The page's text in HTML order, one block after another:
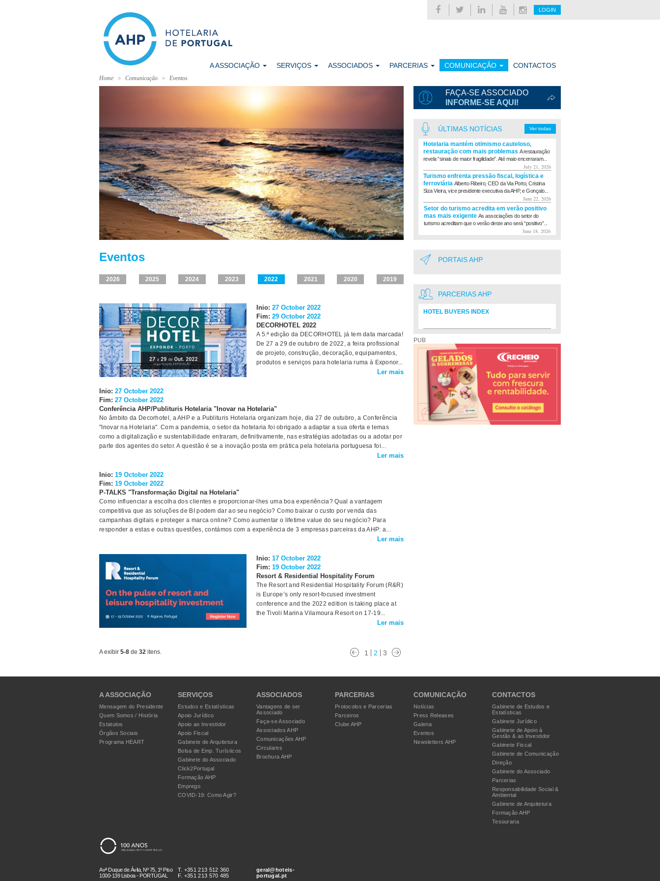
LOGIN
A ASSOCIAÇÃO SERVIÇOS ASSOCIADOS PARCERIAS COMUNICAÇÃO CONTACTOS
Home Comunicação Eventos
Eventos
2026 2025 2024 2023 2022 2021 2020 2019
Inio: 27 October 2022
Fim: 29 October 2022
DECORHOTEL 2022
A 5.ª edição da DECORHOTEL já tem data marcada!
De 27 a 29 de outubro de 2022, a feira profissional
de projeto, construção, decoração, equipamentos,
produtos e serviços para hotelaria ruma à Exponor...
Ler mais
Inio: 27 October 2022
Fim: 27 October 2022
Conferência AHP/Publituris Hotelaria "Inovar na Hotelaria"
No âmbito da Decorhotel, a AHP e a Publituris Hotelaria organizam hoje, dia 27 de outubro, a Conferência
"Inovar na Hotelaria". Com a pandemia, o setor da hotelaria foi obrigado a adaptar a sua oferta e temas
como a digitalização e sustentabilidade entraram, definitivamente, nas estratégias adotadas ou a adotar por
parte dos agentes do setor. A questão é se a inovação posta em prática pela hotelaria portuguesa foi...
Ler mais
Inio: 19 October 2022
Fim: 19 October 2022
P-TALKS "Transformação Digital na Hotelaria"
Como influenciar a escolha dos clientes e proporcionar-lhes uma boa experiência? Qual a vantagem
competitiva que as soluções de BI podem dar ao seu negócio? Como baixar o custo por venda das
campanhas digitais e proteger a marca online? Como aumentar o lifetime value do seu negócio? Para
responder a estas e outras questões, contámos com a experiência de 3 empresas parceiras da AHP: a...
Ler mais
Inio: 17 October 2022
Fim: 19 October 2022
Resort & Residential Hospitality Forum
The Resort and Residential Hospitality Forum (R&R)
is Europe’s only resort-focused investment
conference and the 2022 edition is taking place at
the Tivoli Marina Vilamoura Resort on 17-19...
Ler mais
A exibir 5-8 de 32 itens. 1 2 3
FAÇA-SE ASSOCIADO
INFORME-SE AQUI!
Ver todas
ÚLTIMAS NOTÍCIAS
Hotelaria mantém otimismo cauteloso,
restauração com mais problemas A restauração
revela “sinais de maior fragilidade”. Até maio encerraram...
July 21, 2026
Turismo enfrenta pressão fiscal, logística e
ferroviária Alberto Ribeiro, CEO da Via Porto, Cristina
Siza Vieira, vice presidente executiva da AHP, e Gonçalo...
June 22, 2026
Setor do turismo acredita em verão positivo
mas mais exigente As associações do setor do
turismo acreditam que o verão deste ano será “positivo”...
June 18, 2026
PORTAIS AHP
PARCERIAS AHP
HOTEL BUYERS INDEX
PUB
A ASSOCIAÇÃO
Mensagem do Presidente
Quem Somos / História
Estatutos
Órgãos Sociais
Programa HEART
SERVIÇOS
Estudos e Estatísticas
Apoio Jurídico
Apoio ao Investidor
Apoio Fiscal
Gabinete de Arquitetura
Bolsa de Emp. Turísticos
Gabinete do Associado
Click2Portugal
Formação AHP
Emprego
COVID-19: Como Agir?
ASSOCIADOS
Vantagens de ser
Associado
Faça-se Associado
Associados AHP
Comunicações AHP
Circulares
Brochura AHP
PARCERIAS
Protocolos e Parcerias
Parceiros
Clube AHP
COMUNICAÇÃO
Notícias
Press Releases
Galeria
Eventos
Newsletters AHP
CONTACTOS
Gabinete de Estudos e
Estatísticas
Gabinete Jurídico
Gabinete de Apoio à
Gestão & ao Investidor
Gabinete Fiscal
Gabinete de Comunicação
Direção
Gabinete do Associado
Parcerias
Responsabilidade Social &
Ambiental
Gabinete de Arquitetura
Formação AHP
Tesouraria
Avª Duque de Ávila, Nº 75, 1º Piso
1000-139 Lisboa - PORTUGAL
T. +351 213 512 360
F. +351 213 570 485
geral@hoteis-
portugal.pt